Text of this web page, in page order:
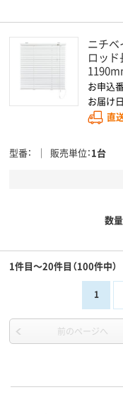
ニチベ
ロッ
お申込
お届け日
直
型番 販売単位 1台
数量
1件目～20件目（100件中）
1
前のページへ